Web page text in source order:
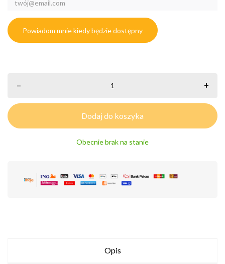
Powiadom mnie kiedy będzie dostępny
– +
Dodaj do koszyka
Obecnie brak na stanie
Opis